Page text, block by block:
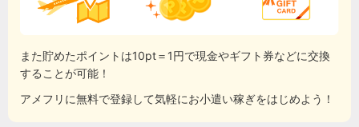
また貯めたポイントは10pt＝1円で現金やギフト券などに交換
することが可能！
アメフリに無料で登録して気軽にお小遣い稼ぎをはじめよう！